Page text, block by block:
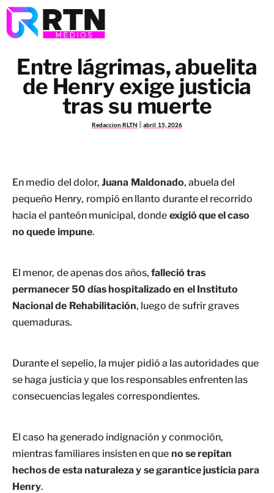
Entre lágrimas, abuelita
de Henry exige justicia
tras su muerte
Redaccion RLTN abril 15, 2026
En medio del dolor,Juana Maldonado, abuela del
pequeño Henry, rompió en llanto durante el recorrido
hacia el panteón municipal, donde exigió que el caso
no quede impune.
El menor, de apenas dos años, falleció tras
permanecer 50 días hospitalizado en el Instituto
Nacional de Rehabilitación, luego de sufrir graves
quemaduras.
Durante el sepelio, la mujer pidió a las autoridades que
se haga justicia y que los responsables enfrenten las
consecuencias legales correspondientes.
El caso ha generado indignación y conmoción,
mientras familiares insisten en que no se repitan
hechos de esta naturaleza y se garantice justicia para
Henry.